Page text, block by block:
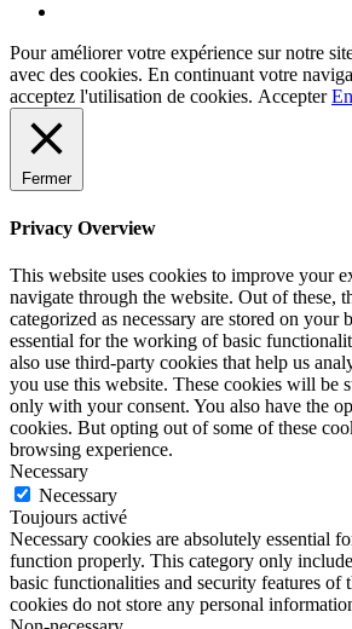
Pour améliorer votre expérience sur notre
avec des cookies. En continuant votre
acceptez l'utilisation de cookies. Accepter
Fermer
Privacy Overview
This website uses cookies to improve your
navigate through the website. Out of these,
categorized as necessary are stored on your
essential for the working of basic
also use third-party cookies that help us
you use this website. These cookies will be
only with your consent. You also have the
cookies. But opting out of some of these
browsing experience.
Necessary
Necessary
Toujours activé
Necessary cookies are absolutely essential
function properly. This category only
basic functionalities and security features of
cookies do not store any personal